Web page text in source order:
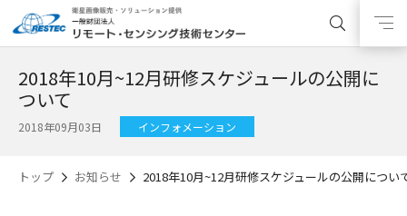
2018年10月~12月研修スケジュールの公開に
ついて
2018年09月03日 インフォメーション
トップ お知らせ 2018年10月~12月研修スケジュールの公開につい